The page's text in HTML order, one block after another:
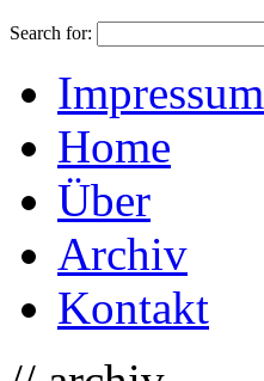
Search for:
Impressum
Home
Über
Archiv
Kontakt